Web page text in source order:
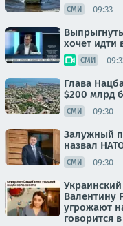
СМИ 09:33
хочет идти
СМИ
Глава
$200 млрд
СМИ 09:30
Залужный
назвал
СМИ 09:30
Валентину
угрожают
говорится